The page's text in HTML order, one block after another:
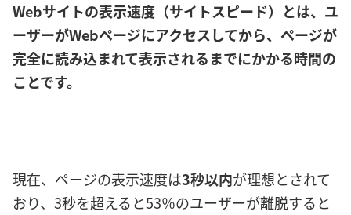
Webサイトの表示速度（サイトスピード）とは、ユ
ーザーがWebページにアクセスしてから、ページが
完全に読み込まれて表示されるまでにかかる時間の
ことです。
現在、ページの表示速度は3秒以内が理想とされて
おり、3秒を超えると53％のユーザーが離脱すると